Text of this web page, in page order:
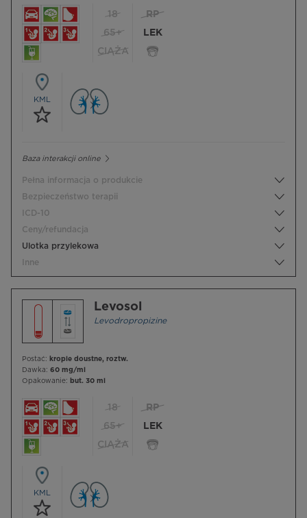
18
65+
CIĄŻA
RP
LEK
KML
Baza interakcji online
Pełna informacja o produkcie
Bezpieczeństwo terapii
ICD-10
Ceny/refundacja
Ulotka przylekowa
Inne
Levosol
Levodropropizine
Postać: krople doustne, roztw.
Dawka: 60 mg/ml
Opakowanie: but. 30 ml
18
65+
CIĄŻA
RP
LEK
KML